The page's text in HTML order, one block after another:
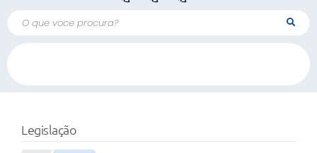
O que voce procura?
Legislação